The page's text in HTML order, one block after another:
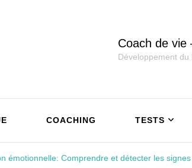
Coach de vie
Développement
COACHING TESTS
émotionnelle: Comprendre et détecter les signes